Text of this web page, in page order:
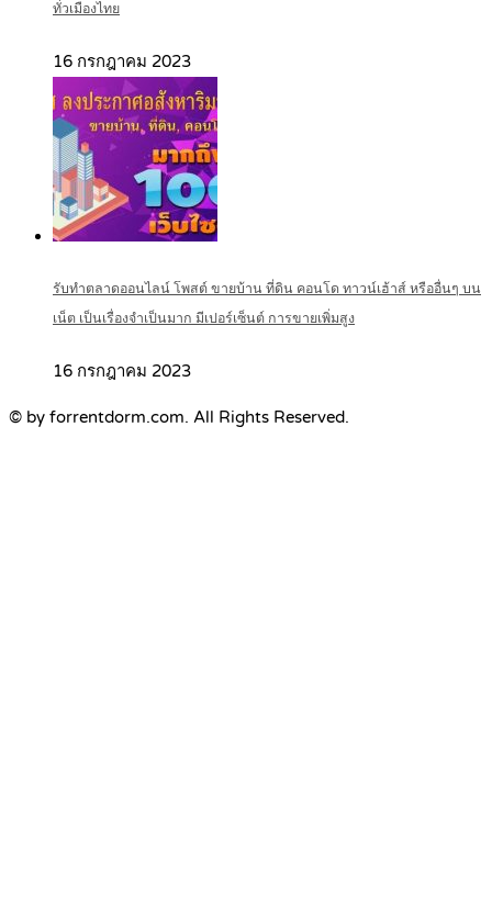
ทั่วเมืองไทย
16 กรกฎาคม 2023
รับทำตลาดออนไลน์ โพสต์ ขายบ้าน ที่ดิน คอนโด ทาวน์เฮ้าส์ หรืออื่นๆ บน
เน็ต เป็นเรื่องจำเป็นมาก มีเปอร์เซ็นต์ การขายเพิ่มสูง
16 กรกฎาคม 2023
© by forrentdorm.com. All Rights Reserved.